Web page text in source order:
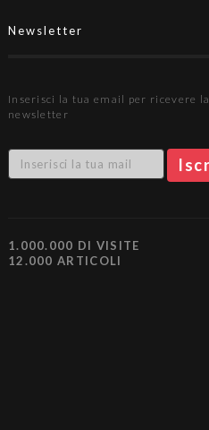
Newsletter
Inserisci la tua email per ricevere la
newsletter
1.000.000 DI VISITE
12.000 ARTICOLI